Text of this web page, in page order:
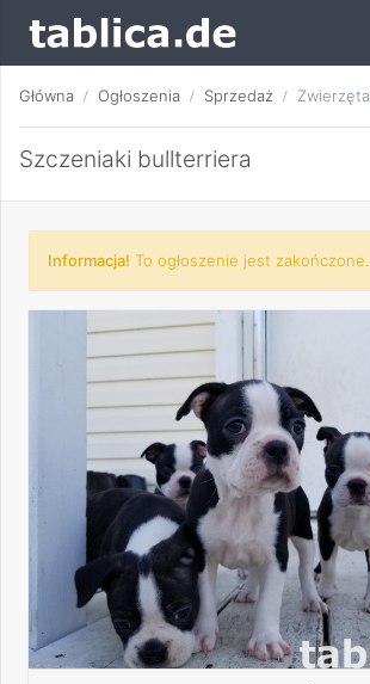
Główna Ogłoszenia Sprzedaż Zwierzęta
Szczeniaki bullterriera
Informacja! To ogłoszenie jest zakończone.